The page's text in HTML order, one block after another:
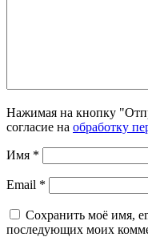
Нажимая на кнопку
согласие на обработку
Имя *
Email *
Сохранить моё имя,
последующих моих